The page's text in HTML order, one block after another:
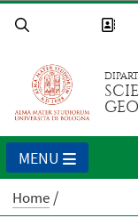
MENU
Home